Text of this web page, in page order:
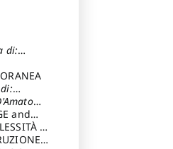
di:
and
a
a